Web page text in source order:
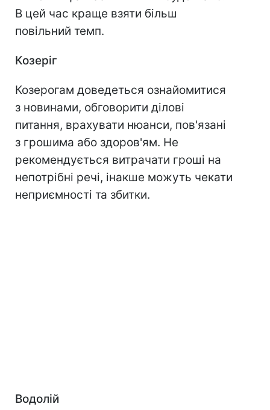
В цей час краще взяти більш
повільний темп.
Козеріг
Козерогам доведеться ознайомитися
з новинами, обговорити ділові
питання, врахувати нюанси, пов'язані
з грошима або здоров'ям. Не
рекомендується витрачати гроші на
непотрібні речі, інакше можуть чекати
неприємності та збитки.
Водолій